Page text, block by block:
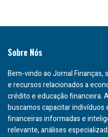
Sobre Nós
Bem-vindo ao Jornal
e recursos relacionados a
crédito e educação financeira.
buscamos capacitar indivíduos
financeiras informadas e
relevante, análises